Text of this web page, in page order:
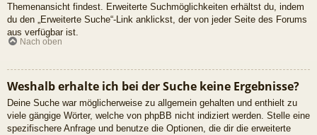
Themenansicht findest. Erweiterte Suchmöglichkeiten erhältst du, indem
du den „Erweiterte Suche“-Link anklickst, der von jeder Seite des Forums
aus verfügbar ist.
Nach oben
Weshalb erhalte ich bei der Suche keine Ergebnisse?
Deine Suche war möglicherweise zu allgemein gehalten und enthielt zu
viele gängige Wörter, welche von phpBB nicht indiziert werden. Stelle eine
spezifischere Anfrage und benutze die Optionen, die dir die erweiterte